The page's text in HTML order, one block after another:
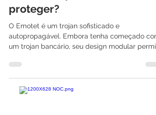
Emotet: O que é e como se
proteger?
O Emotet é um trojan sofisticado e
um trojan bancário, seu design modular
que ele...